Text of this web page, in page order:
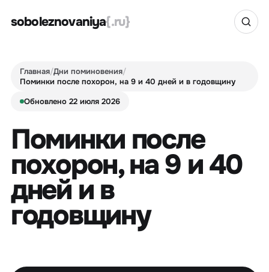
soboleznovaniya{.ru}
Главная/Дни поминовения/
Поминки после похорон, на 9 и 40 дней и в годовщину
Обновлено 22 июля 2026
Поминки после
похорон, на 9 и 40
дней и в
годовщину